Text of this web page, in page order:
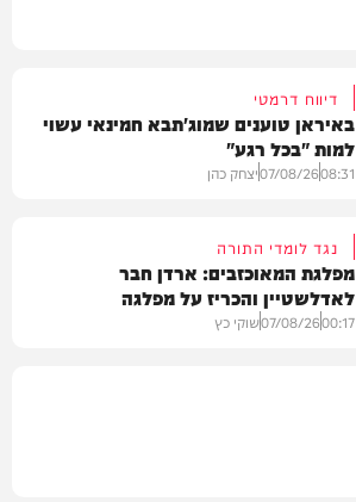
דיווח דרמטי
באיראן טוענים שמוג'תבא חמינאי עשוי
למות "בכל רגע"
08:31
07/08/26יצחק כהן
נגד לומדי התורה
מפלגת המאוכזבים: ארדן חבר
לאדלשטיין והכריז על מפלגה
00:17
07/08/26שוקי כץ